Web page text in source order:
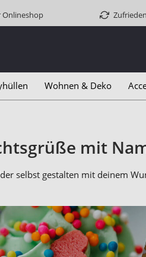
Onlineshop
Wohnen & Deko
mit
selbst gestalten mit deinem